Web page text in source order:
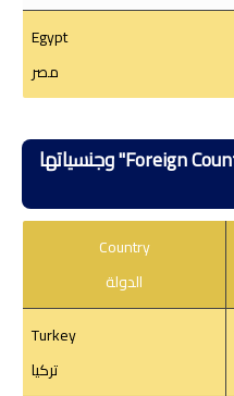
Egypt
مصر
"Foreign Countries" وجنسياتها
Country
الدولة
Turkey
تركيا